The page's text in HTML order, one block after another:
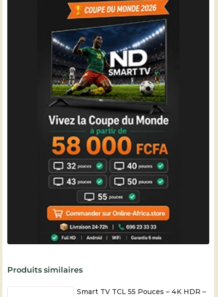
Produits similaires
Smart TV TCL 55 Pouces – 4K HDR –